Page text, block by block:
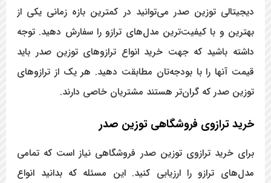
دیجیتالی توزین صدر می‌توانید در کمترین بازه زمانی یکی از
بهترین و با کیفیت‌ترین مدل‌های ترازو را سفارش دهید. توجه
داشته باشید که جهت خرید انواع ترازوهای توزین صدر باید
قیمت آنها را با بودجه‌تان مطابقت دهید. هر یک از ترازوهای
توزین صدر که گران‌تر هستند مشتریان خاصی دارند.
خرید ترازوی فروشگاهی توزین صدر
برای خرید ترازوی توزین صدر فروشگاهی نیاز است که تمامی
مدل‌های ترازو را ارزیابی کنید. این مسئله که بدانید انواع